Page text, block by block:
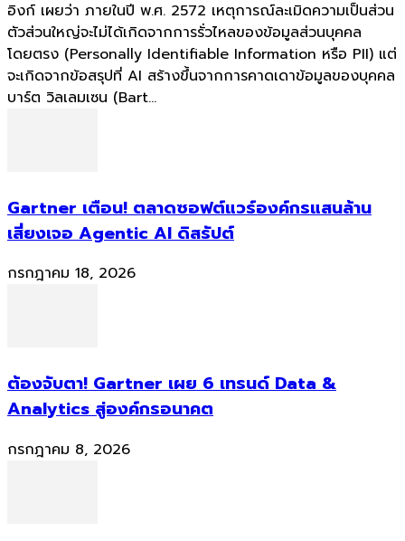
อิงก์ เผยว่า ภายในปี พ.ศ. 2572 เหตุการณ์ละเมิดความเป็นส่วน
ตัวส่วนใหญ่จะไม่ได้เกิดจากการรั่วไหลของข้อมูลส่วนบุคคล
โดยตรง (Personally Identifiable Information หรือ PII) แต่
จะเกิดจากข้อสรุปที่ AI สร้างขึ้นจากการคาดเดาข้อมูลของบุคคล
บาร์ต วิลเลมเซน (Bart...
Gartner เตือน! ตลาดซอฟต์แวร์องค์กรแสนล้าน
เสี่ยงเจอ Agentic AI ดิสรัปต์
กรกฎาคม 18, 2026
ต้องจับตา! Gartner เผย 6 เทรนด์ Data &
Analytics สู่องค์กรอนาคต
กรกฎาคม 8, 2026